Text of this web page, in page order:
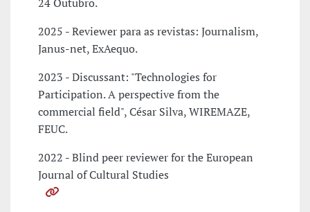
2025 - Reviewer para as revistas: Journalism,
Janus-net, ExAequo.
2023 - Discussant: "Technologies for
Participation. A perspective from the
commercial field", César Silva, WIREMAZE,
FEUC.
2022 - Blind peer reviewer for the European
Journal of Cultural Studies